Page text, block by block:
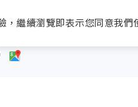
繼續瀏覽即表示您同意我們